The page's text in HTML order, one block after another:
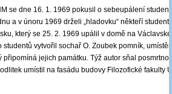
se dne 16. 1. 1969 pokusil o sebeupálení
a v únoru 1969 drželi „hladovku“ někteří
který se 25. 2. 1969 upálil v domě na
studentů vytvořil sochař O. Zoubek pomník,
připomíná jejich památku. Týž autor sňal
umístil na fasádu budovy Filozofické fakulty